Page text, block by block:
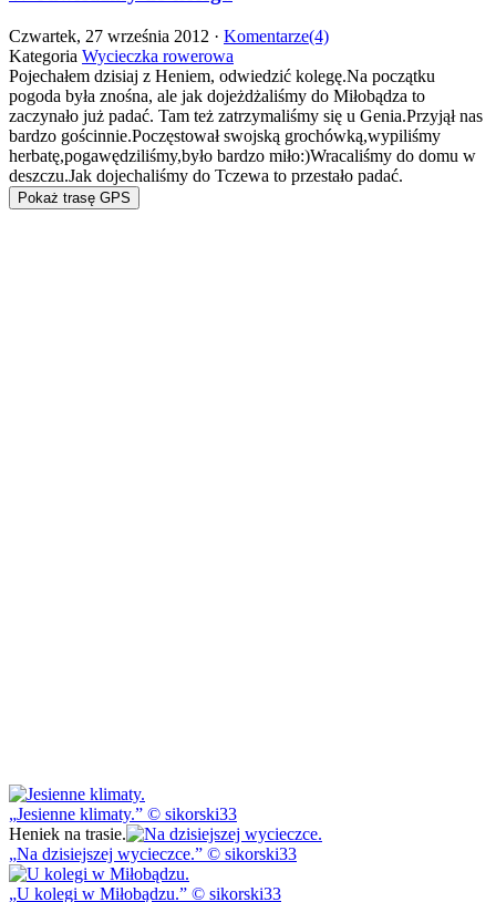
Czwartek, 27 września 2012 · Komentarze(4)
Kategoria Wycieczka rowerowa
Pojechałem dzisiaj z Heniem, odwiedzić kolegę.Na początku
pogoda była znośna, ale jak dojeżdżaliśmy do Miłobądza to
zaczynało już padać. Tam też zatrzymaliśmy się u Genia.Przyjął nas
bardzo gościnnie.Poczęstował swojską grochówką,wypiliśmy
herbatę,pogawędziliśmy,było bardzo miło:)Wracaliśmy do domu w
deszczu.Jak dojechaliśmy do Tczewa to przestało padać.
Pokaż trasę GPS
Jesienne klimaty.
© sikorski33
Heniek na trasie.
Na dzisiejszej wycieczce.
© sikorski33
U kolegi w Miłobądzu. © sikorski33